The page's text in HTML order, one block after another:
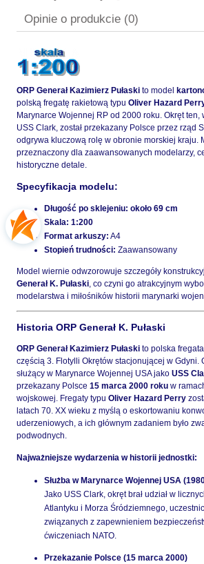
Cena nie zawiera ewentualnych kosztów
Opinie o produkcie (0)
ORP Generał Kazimierz Pułaski to model
polską fregatę rakietową typu Oliver Hazard
Marynarce Wojennej RP od 2000 roku. Okręt
USS Clark, został przekazany Polsce przez rząd
odgrywa kluczową rolę w obronie morskiej kraju.
przeznaczony dla zaawansowanych modelarzy,
historyczne detale.
Specyfikacja modelu:
Długość po sklejeniu: około 69 cm
Skala: 1:200
Format arkuszy: A4
Stopień trudności: Zaawansowany
Model wiernie odwzorowuje szczegóły
Generał K. Pułaski , co czyni go atrakcyjnym
modelarstwa i miłośników historii marynarki
Historia ORP Generał K. Pułaski
ORP Generał Kazimierz Pułaski to polska
częścią 3. Flotylli Okrętów stacjonującej w Gdyni.
służący w Marynarce Wojennej USA jako USS
przekazany Polsce 15 marca 2000 roku w
wojskowej. Fregaty typu Oliver Hazard Perry
latach 70. XX wieku z myślą o eskortowaniu
uderzeniowych, a ich głównym zadaniem było
podwodnych.
Najważniejsze wydarzenia w historii jednostki:
Służba w Marynarce Wojennej USA
Jako USS Clark, okręt brał udział w
Atlantyku i Morza Śródziemnego,
związanych z zapewnieniem
ćwiczeniach NATO.
Przekazanie Polsce (15 marca 2000)